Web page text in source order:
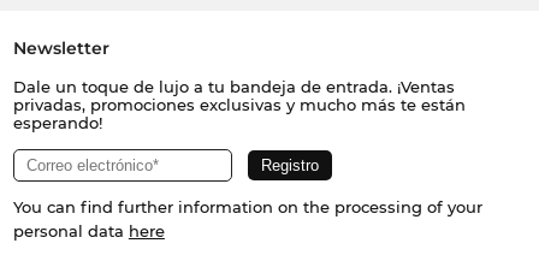
Newsletter
Dale un toque de lujo a tu bandeja de entrada. ¡Ventas
privadas, promociones exclusivas y mucho más te están
esperando!
You can find further information on the processing of your
personal data here